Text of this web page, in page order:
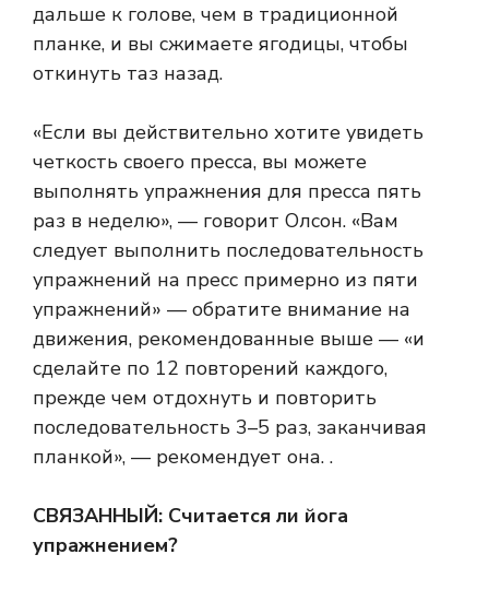
дальше к голове, чем в традиционной
планке, и вы сжимаете ягодицы, чтобы
откинуть таз назад.
«Если вы действительно хотите увидеть
четкость своего пресса, вы можете
выполнять упражнения для пресса пять
раз в неделю», — говорит Олсон. «Вам
следует выполнить последовательность
упражнений на пресс примерно из пяти
упражнений» — обратите внимание на
движения, рекомендованные выше — «и
сделайте по 12 повторений каждого,
прежде чем отдохнуть и повторить
последовательность 3–5 раз, заканчивая
планкой», — рекомендует она. .
СВЯЗАННЫЙ: Считается ли йога
упражнением?